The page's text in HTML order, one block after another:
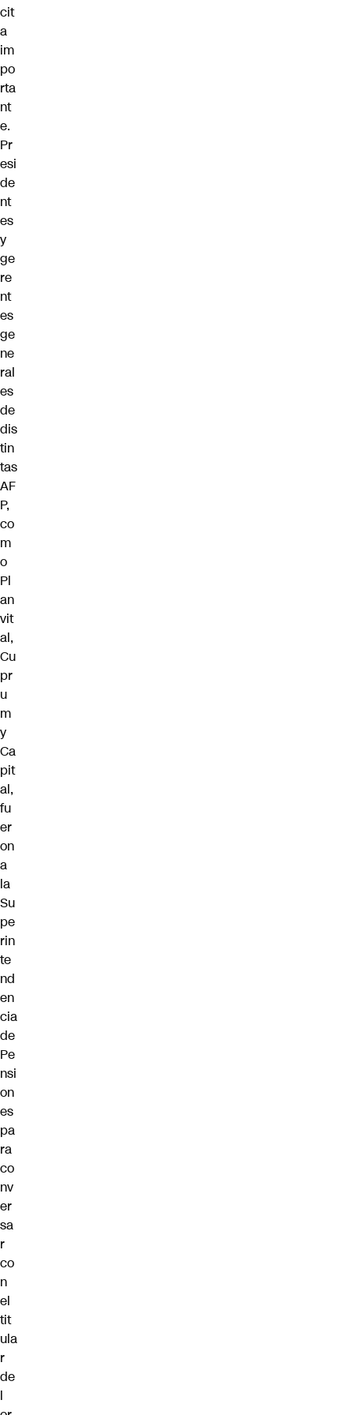
cit
a
im
po
rta
nt
e.
Pr
esi
de
nt
es
y
ge
re
nt
es
ge
ne
ral
es
de
dis
tin
tas
AF
P,
co
m
o
Pl
an
vit
al,
Cu
pr
u
m
y
Ca
pit
al,
fu
er
on
a
la
Su
pe
rin
te
nd
en
cia
de
Pe
nsi
on
es
pa
ra
co
nv
er
sa
r
co
n
el
tit
ula
r
de
l